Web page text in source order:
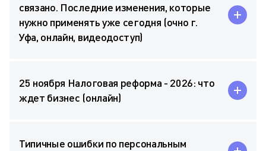
связано. Последние изменения, которые
нужно применять уже сегодня (очно г.
Уфа, онлайн, видеодоступ)
25 ноября Налоговая реформа - 2026: что
ждет бизнес (онлайн)
Типичные ошибки по персональным